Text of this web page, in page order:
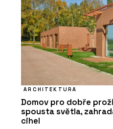
ARCHITEKTURA
Domov pro dobře
spousta světla,
cihel